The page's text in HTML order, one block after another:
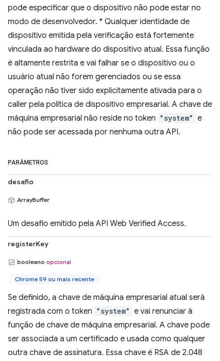
pode especificar que o dispositivo não pode estar no
modo de desenvolvedor. * Qualquer identidade de
dispositivo emitida pela verificação está fortemente
vinculada ao hardware do dispositivo atual. Essa função
é altamente restrita e vai falhar se o dispositivo ou o
usuário atual não forem gerenciados ou se essa
operação não tiver sido explicitamente ativada para o
caller pela política de dispositivo empresarial. A chave de
máquina empresarial não reside no token "system" e
não pode ser acessada por nenhuma outra API.
PARÂMETROS
desafio
ArrayBuffer
Um desafio emitido pela API Web Verified Access.
registerKey
booleano opcional
Chrome 59 ou mais recente
Se definido, a chave de máquina empresarial atual será
registrada com o token "system" e vai renunciar à
função de chave de máquina empresarial. A chave pode
ser associada a um certificado e usada como qualquer
outra chave de assinatura. Essa chave é RSA de 2.048